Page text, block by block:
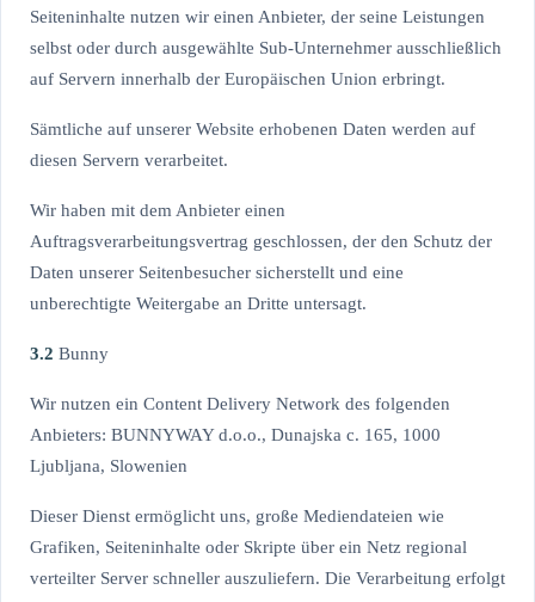
Seiteninhalte nutzen wir einen Anbieter, der seine Leistungen
selbst oder durch ausgewählte Sub-Unternehmer ausschließlich
auf Servern innerhalb der Europäischen Union erbringt.
Sämtliche auf unserer Website erhobenen Daten werden auf
diesen Servern verarbeitet.
Wir haben mit dem Anbieter einen
Auftragsverarbeitungsvertrag geschlossen, der den Schutz der
Daten unserer Seitenbesucher sicherstellt und eine
unberechtigte Weitergabe an Dritte untersagt.
3.2 Bunny
Wir nutzen ein Content Delivery Network des folgenden
Anbieters: BUNNYWAY d.o.o., Dunajska c. 165, 1000
Ljubljana, Slowenien
Dieser Dienst ermöglicht uns, große Mediendateien wie
Grafiken, Seiteninhalte oder Skripte über ein Netz regional
verteilter Server schneller auszuliefern. Die Verarbeitung erfolgt